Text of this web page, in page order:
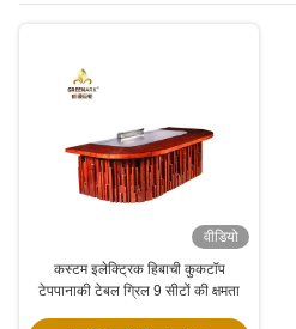
वीडियो
कस्टम इलेक्ट्रिक हिबाची कुकटॉप
टेपपानाकी टेबल ग्रिल 9 सीटों की क्षमता